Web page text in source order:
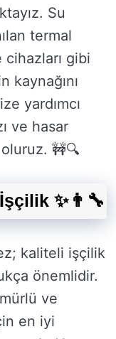
Su
termal
gibi
kaynağını
yardımcı
ve hasar
🚧🔍
✨👨‍🔧
kaliteli işçilik
önemlidir.
ve
en iyi